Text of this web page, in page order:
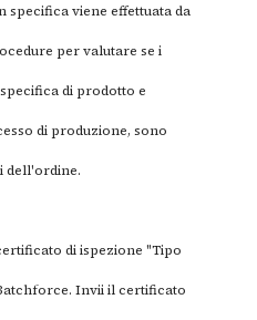
specifica viene effettuata da
per valutare se i
di prodotto e
di produzione, sono
dell'ordine.
di ispezione "Tipo
Invii il certificato